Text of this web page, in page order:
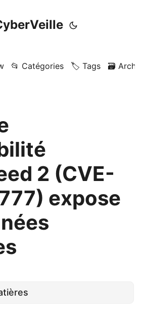
📂 Catégories 🏷️ Tags 🗃️
2 (CVE-
expose